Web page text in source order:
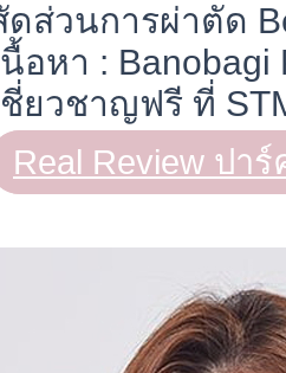
ดส่วนการผ่าตัด
นื้อหา :
ชี่ยวชาญฟรี ที่
Real Review ปาร์